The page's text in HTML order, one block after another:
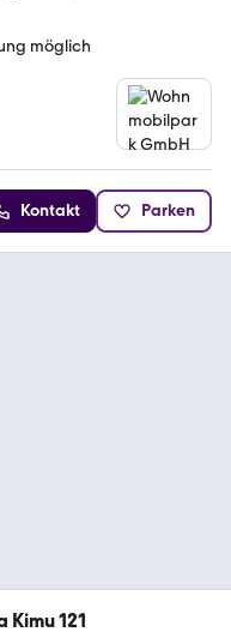
möglich
Kontakt Parken
121